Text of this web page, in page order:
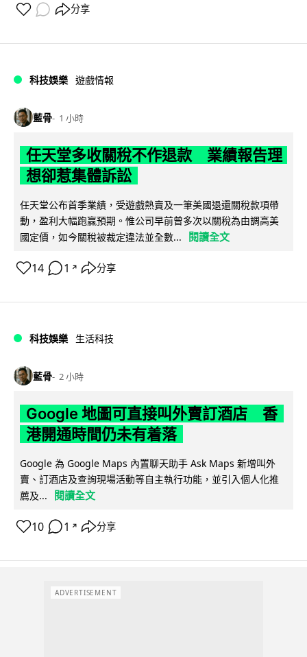
分享
科技娛樂 遊戲情報
藍骨 1 小時
任天堂多收關稅不作退款 業績報告理
想卻惹集體訴訟
任天堂公布首季業績，受遊戲熱賣及一筆美國退還關稅款項帶
動，盈利大幅跑贏預期。惟公司早前曾多次以關稅為由調高美
國定價，如今關稅被裁定違法並全數...
閱讀全文
14 1 ↗ 分享
科技娛樂 生活科技
藍骨 2 小時
Google 地圖可直接叫外賣訂酒店 香
港開通時間仍未有着落
Google 為 Google Maps 內置聊天助手 Ask Maps 新增叫外
賣、訂酒店及查詢現場活動等自主執行功能，並引入個人化推
薦及...
閱讀全文
10 1 ↗ 分享
ADVERTISEMENT